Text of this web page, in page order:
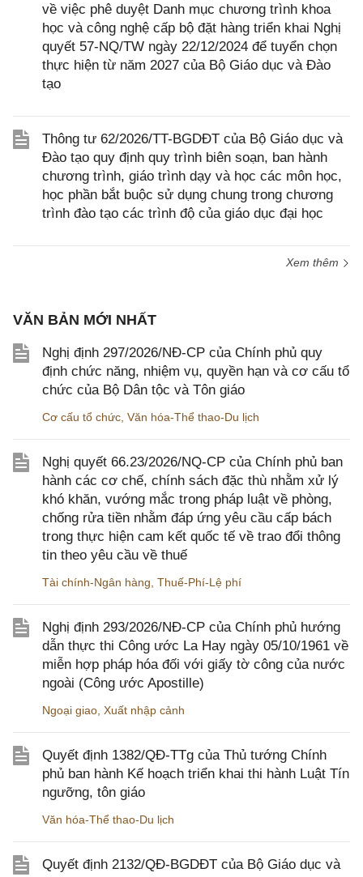
về việc phê duyệt Danh mục chương trình khoa
học và công nghệ cấp bộ đặt hàng triển khai Nghị
quyết 57-NQ/TW ngày 22/12/2024 để tuyển chọn
thực hiện từ năm 2027 của Bộ Giáo dục và Đào
tạo
Thông tư 62/2026/TT-BGDĐT của Bộ Giáo dục và
Đào tạo quy định quy trình biên soạn, ban hành
chương trình, giáo trình dạy và học các môn học,
học phần bắt buộc sử dụng chung trong chương
trình đào tạo các trình độ của giáo dục đại học
Xem thêm
VĂN BẢN MỚI NHẤT
Nghị định 297/2026/NĐ-CP của Chính phủ quy
định chức năng, nhiệm vụ, quyền hạn và cơ cấu tổ
chức của Bộ Dân tộc và Tôn giáo
Cơ cấu tổ chức Văn hóa-Thể thao-Du lịch
Nghị quyết 66.23/2026/NQ-CP của Chính phủ ban
hành các cơ chế, chính sách đặc thù nhằm xử lý
khó khăn, vướng mắc trong pháp luật về phòng,
chống rửa tiền nhằm đáp ứng yêu cầu cấp bách
trong thực hiện cam kết quốc tế về trao đổi thông
tin theo yêu cầu về thuế
Tài chính-Ngân hàng Thuế-Phí-Lệ phí
Nghị định 293/2026/NĐ-CP của Chính phủ hướng
dẫn thực thi Công ước La Hay ngày 05/10/1961 về
miễn hợp pháp hóa đối với giấy tờ công của nước
ngoài (Công ước Apostille)
Ngoại giao Xuất nhập cảnh
Quyết định 1382/QĐ-TTg của Thủ tướng Chính
phủ ban hành Kế hoạch triển khai thi hành Luật Tín
ngưỡng, tôn giáo
Văn hóa-Thể thao-Du lịch
Quyết định 2132/QĐ-BGDĐT của Bộ Giáo dục và